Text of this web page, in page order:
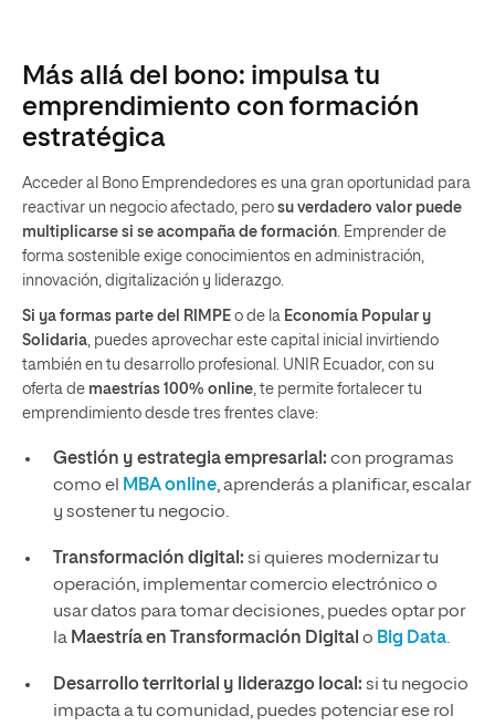
​Más allá del bono: impulsa tu
emprendimiento con formación
estratégica
Acceder al Bono Emprendedores es una gran oportunidad para
reactivar un negocio afectado, pero su verdadero valor puede
multiplicarse si se acompaña de formación. Emprender de
forma sostenible exige conocimientos en administración,
innovación, digitalización y liderazgo.
Si ya formas parte del RIMPE o de la Economía Popular y
Solidaria, puedes aprovechar este capital inicial invirtiendo
también en tu desarrollo profesional. UNIR Ecuador, con su
oferta de maestrías 100% online, te permite fortalecer tu
emprendimiento desde tres frentes clave:
Gestión y estrategia empresarial: con programas
como el
MBA online, aprenderás a planificar, escalar
y sostener tu negocio.
Transformación digital: si quieres modernizar tu
operación, implementar comercio electrónico o
usar datos para tomar decisiones, puedes optar por
la Maestría en Transformación Digital o Big Data.
Desarrollo territorial y liderazgo local: si tu negocio
impacta a tu comunidad, puedes potenciar ese rol